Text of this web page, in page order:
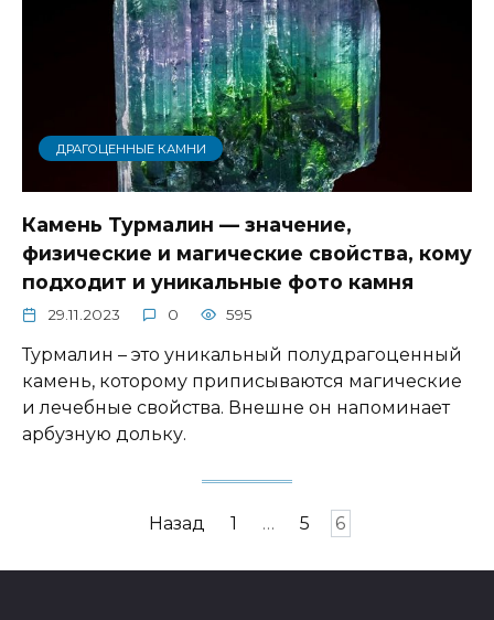
ДРАГОЦЕННЫЕ КАМНИ
Камень Турмалин — значение,
физические и магические свойства, кому
подходит и уникальные фото камня
29.11.2023 0 595
Турмалин – это уникальный полудрагоценный
камень, которому приписываются магические
и лечебные свойства. Внешне он напоминает
арбузную дольку.
Назад 1 … 5 6